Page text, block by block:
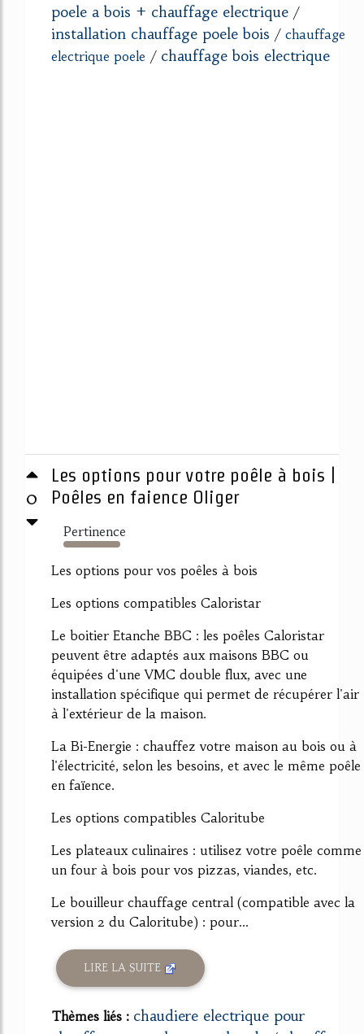
poele a bois + chauffage electrique /
installation chauffage poele bois / chauffage
electrique poele / chauffage bois electrique
0
Les options pour votre poêle à bois |
Poêles en faience Oliger
Pertinence
1002%
Les options pour vos poêles à bois
Les options compatibles Caloristar
Le boitier Etanche BBC : les poêles Caloristar
peuvent être adaptés aux maisons BBC ou
équipées d'une VMC double flux, avec une
installation spécifique qui permet de récupérer l'air
à l'extérieur de la maison.
La Bi-Energie : chauffez votre maison au bois ou à
l'électricité, selon les besoins, et avec le même poêle
en faïence.
Les options compatibles Caloritube
Les plateaux culinaires : utilisez votre poêle comme
un four à bois pour vos pizzas, viandes, etc.
Le bouilleur chauffage central (compatible avec la
version 2 du Caloritube) : pour...
LIRE LA SUITE
Thèmes liés : chaudiere electrique pour